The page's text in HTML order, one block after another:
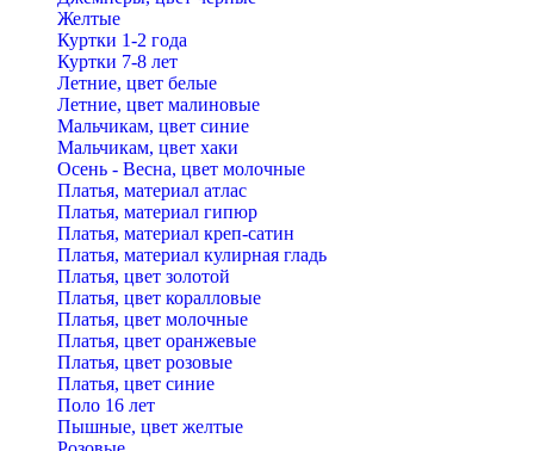
Желтые
Куртки 1-2 года
Куртки 7-8 лет
Летние, цвет белые
Летние, цвет малиновые
Мальчикам, цвет синие
Мальчикам, цвет хаки
Осень - Весна, цвет молочные
Платья, материал атлас
Платья, материал гипюр
Платья, материал креп-сатин
Платья, материал кулирная гладь
Платья, цвет золотой
Платья, цвет коралловые
Платья, цвет молочные
Платья, цвет оранжевые
Платья, цвет розовые
Платья, цвет синие
Поло 16 лет
Пышные, цвет желтые